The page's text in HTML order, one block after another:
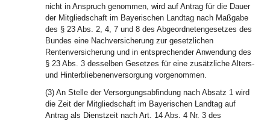
nicht in Anspruch genommen, wird auf Antrag für die Dauer
der Mitgliedschaft im Bayerischen Landtag nach Maßgabe
des § 23 Abs. 2, 4, 7 und 8 des Abgeordnetengesetzes des
Bundes eine Nachversicherung zur gesetzlichen
Rentenversicherung und in entsprechender Anwendung des
§ 23 Abs. 3 desselben Gesetzes für eine zusätzliche Alters-
und Hinterbliebenenversorgung vorgenommen.
(3) An Stelle der Versorgungsabfindung nach Absatz 1 wird
die Zeit der Mitgliedschaft im Bayerischen Landtag auf
Antrag als Dienstzeit nach Art. 14 Abs. 4 Nr. 3 des